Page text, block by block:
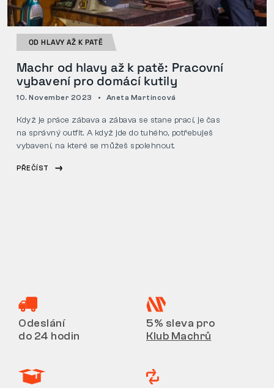
OD HLAVY AŽ K PATĚ
Machr od hlavy až k patě: Pracovní
vybavení pro domácí kutily
10. November 2023 Aneta Martincová
Když je práce zábava a zábava se stane prací, je čas
na správný outfit. A když jde do tuhého, potřebuješ
vybavení, na které se můžeš spolehnout.
PŘEČÍST
Odeslání
do 24 hodin
5% sleva pro
Klub Machrů